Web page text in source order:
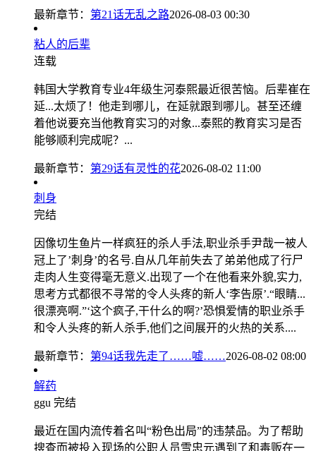
最新章节： 第21话无乱之路2026-08-03 00:30
粘人的后辈
连载
韩国大学教育专业4年级生河泰熙最近很苦恼。后辈崔在
延...太烦了！他走到哪儿，在延就跟到哪儿。甚至还缠
着他说要充当他教育实习的对象...泰熙的教育实习是否
能够顺利完成呢？...
最新章节： 第29话有灵性的花2026-08-02 11:00
刺身
完结
因像切生鱼片一样疯狂的杀人手法,职业杀手尹哉一被人
冠上了’刺身’的名号.自从几年前失去了弟弟他成了行尸
走肉人生变得毫无意义.出现了一个在他看来外貌,实力,
思考方式都很不寻常的令人头疼的新人‘李告原’.“眼睛...
很漂亮啊.”‘这个疯子,干什么的啊?’恐惧爱情的职业杀手
和令人头疼的新人杀手,他们之间展开的火热的关系....
最新章节： 第94话我先走了……嘘……2026-08-02 08:00
解药
ggu 完结
最近在国内流传着名叫“粉色出局”的违禁品。为了帮助
搜查而被投入现场的公职人员雪忠元遇到了和毒贩在一